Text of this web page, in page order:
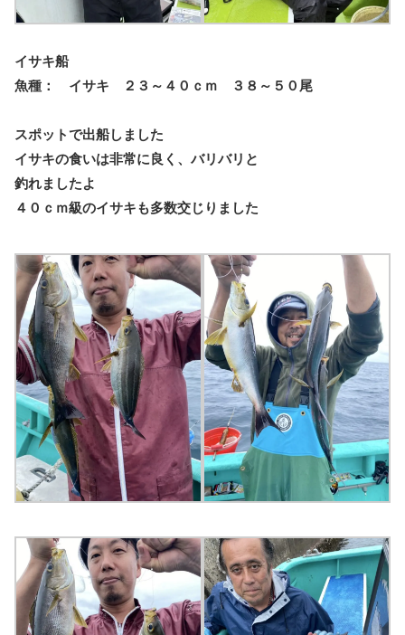
イサキ船
魚種： イサキ ２３～４０ｃｍ ３８～５０尾
スポットで出船しました
イサキの食いは非常に良く、バリバリと
釣れましたよ
４０ｃｍ級のイサキも多数交じりました